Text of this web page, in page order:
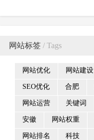
网站标签 / Tags
网站优化 网站建设
SEO优化 合肥
网站运营 关键词
安徽 网站权重
网站排名 科技